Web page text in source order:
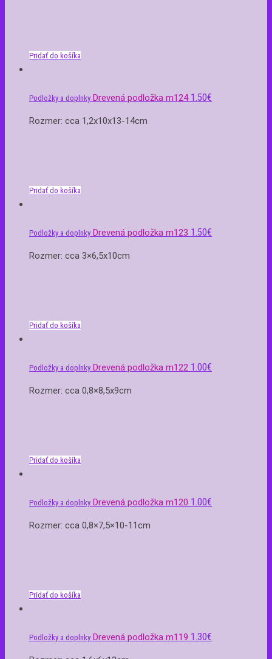
Pridať do košíka
Podložky a doplnky Drevená podložka m124 1.50€
Rozmer: cca 1,2x10x13-14cm
Pridať do košíka
Podložky a doplnky Drevená podložka m123 1.50€
Rozmer: cca 3×6,5x10cm
Pridať do košíka
Podložky a doplnky Drevená podložka m122 1.00€
Rozmer: cca 0,8×8,5x9cm
Pridať do košíka
Podložky a doplnky Drevená podložka m120 1.00€
Rozmer: cca 0,8×7,5×10-11cm
Pridať do košíka
Podložky a doplnky Drevená podložka m119 1.30€